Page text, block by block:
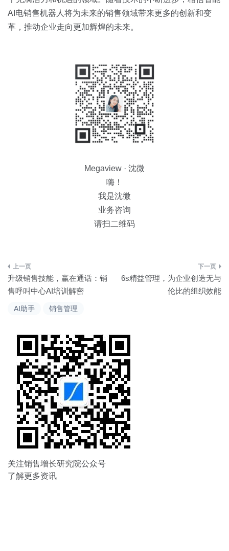
AI助手 销售管理
AI电销售机器人将为未来的销售领域带来更多的创新和变
革，推动企业走向更加辉煌的未来。
Megaview · 沈微
嗨！
我是沈微
业务咨询
请扫二维码
文
章
导
升级销售技能，赢在通话：销
售呼叫中心AI培训解密
6s精益管理，为企业创造无与
伦比的组织效能
关注销售增长研究院公众号
了解更多资讯